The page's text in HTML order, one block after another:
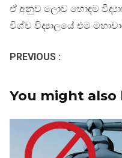
ඒ අනුව ලොව හොඳම
විශ්ව විද්‍යාලයේ එම
PREVIOUS :
You might also